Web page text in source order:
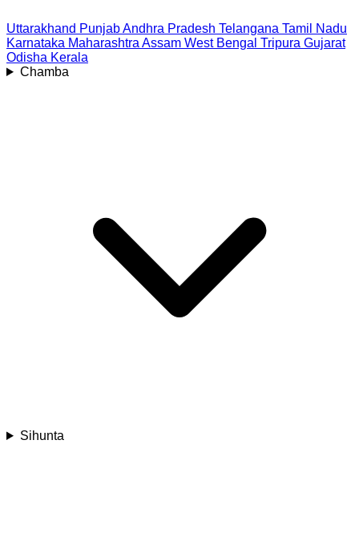
Uttarakhand PunjabAndhra Pradesh Telangana Tamil Nadu
Karnataka Maharashtra Assam West Bengal Tripura Gujarat
Odisha Kerala
Chamba
Sihunta